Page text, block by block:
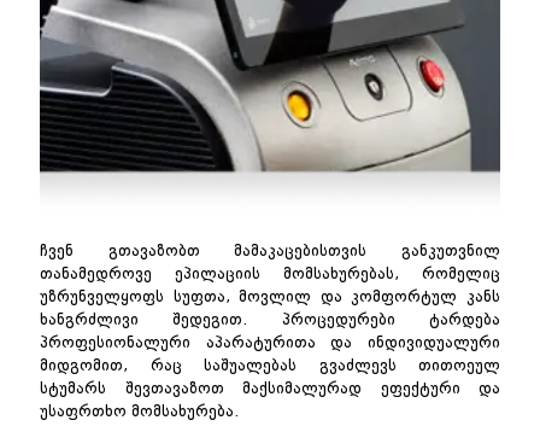
ჩვენ გთავაზობთ მამაკაცებისთვის განკუთვნილ
თანამედროვე ეპილაციის მომსახურებას, რომელიც
უზრუნველყოფს სუფთა, მოვლილ და კომფორტულ კანს
ხანგრძლივი შედეგით. პროცედურები ტარდება
პროფესიონალური აპარატურითა და ინდივიდუალური
მიდგომით, რაც საშუალებას გვაძლევს თითოეულ
სტუმარს შევთავაზოთ მაქსიმალურად ეფექტური და
უსაფრთხო მომსახურება.